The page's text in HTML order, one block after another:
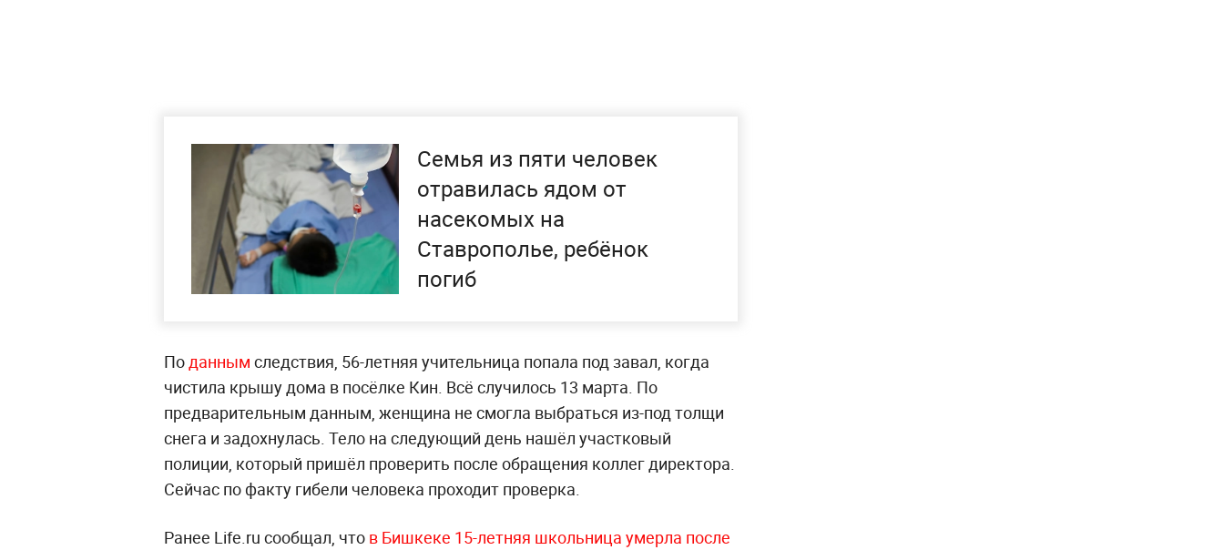
Семья из пяти человек
отравилась ядом от
насекомых на
Ставрополье, ребёнок
погиб
По данным следствия, 56-летняя учительница попала под завал, когда
чистила крышу дома в посёлке Кин. Всё случилось 13 марта. По
предварительным данным, женщина не смогла выбраться из-под толщи
снега и задохнулась. Тело на следующий день нашёл участковый
полиции, который пришёл проверить после обращения коллег директора.
Сейчас по факту гибели человека проходит проверка.
Ранее Life.ru сообщал, что в Бишкеке 15-летняя школьница умерла после